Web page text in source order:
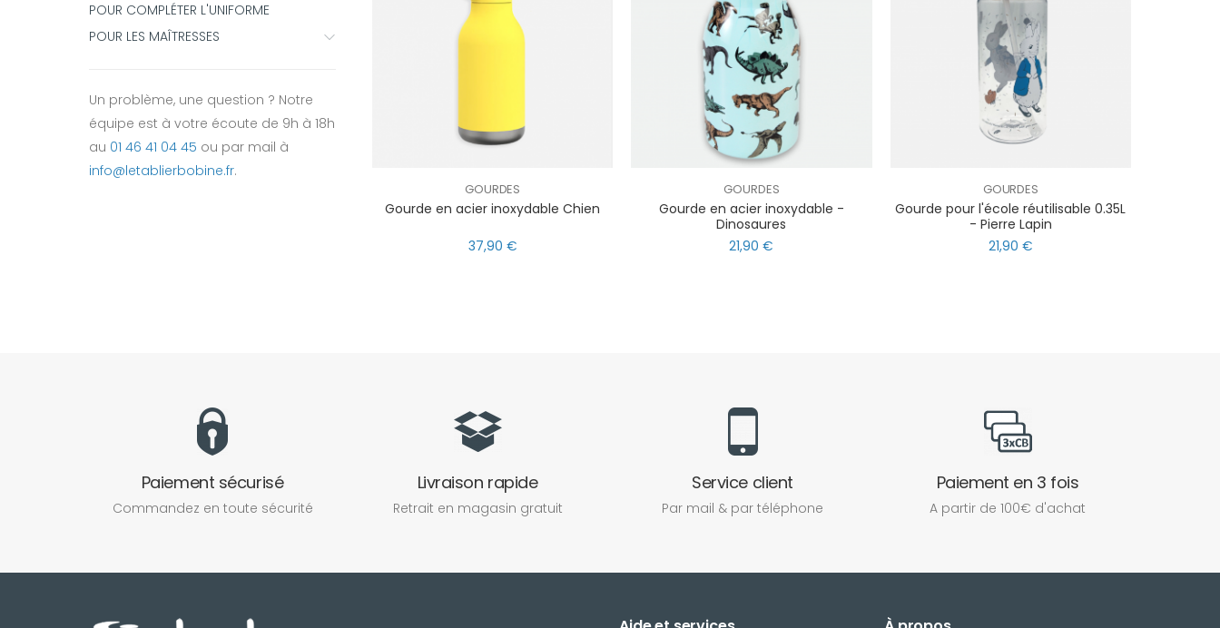
POUR COMPLÉTER L'UNIFORME
POUR LES MAÎTRESSES
Un problème, une question ? Notre
équipe est à votre écoute de 9h à 18h
au 01 46 41 04 45 ou par mail à
info@letablierbobine.fr.
GOURDES
Gourde en acier inoxydable Chien
37,90 €
GOURDES
Gourde en acier inoxydable -
Dinosaures
21,90 €
GOURDES
Gourde pour l'école réutilisable 0.35L
- Pierre Lapin
21,90 €
Paiement sécurisé
Commandez en toute sécurité
Livraison rapide
Retrait en magasin gratuit
Service client
Par mail & par téléphone
Paiement en 3 fois
A partir de 100€ d'achat